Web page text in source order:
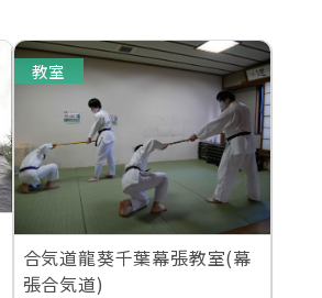
教室
合気道龍葵千葉幕張教室(幕
張合気道)